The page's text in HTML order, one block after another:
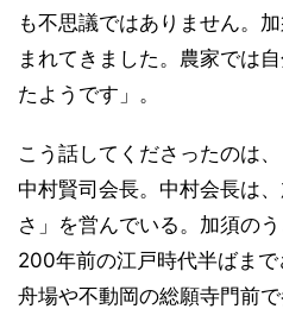
も不思議ではありません。
まれてきました。農家では
たようです」。
こう話してくださったのは、
中村賢司会長。中村会長は
さ」を営んでいる。加須の
200年前の江戸時代半ばま
舟場や不動岡の総願寺門前